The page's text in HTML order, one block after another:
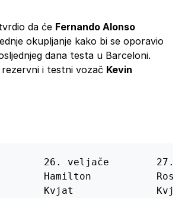
da će Fernando Alonso
okupljanje kako bi se oporavio
dana testa u Barceloni.
rezervni i testni vozač Kevin
26. veljače        27.
Hamilton
Kvjat